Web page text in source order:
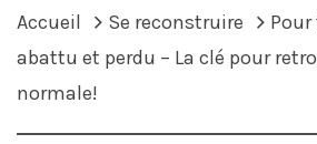
Accueil Se reconstruire
abattu et perdu – La clé pour
normale!